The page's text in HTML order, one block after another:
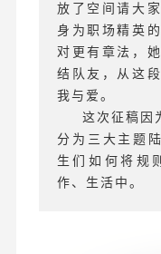
放了空间请大
身为职场精英
对更有章法，
结队友，从这
我与爱。
这次征稿因
分为三大主题
生们如何将规
作、生活中。